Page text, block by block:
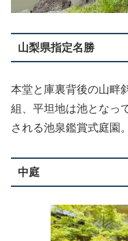
山梨県指定名勝
本堂と庫裏背後の山畔
組、平坦地は池となっ
される池泉鑑賞式庭園。
中庭